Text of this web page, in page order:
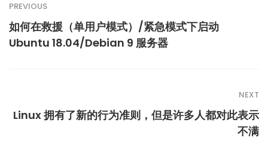
PREVIOUS
如何在救援（单用户模式）/紧急模式下启动
Ubuntu 18.04/Debian 9 服务器
NEXT
Linux 拥有了新的行为准则，但是许多人都对此表示
不满